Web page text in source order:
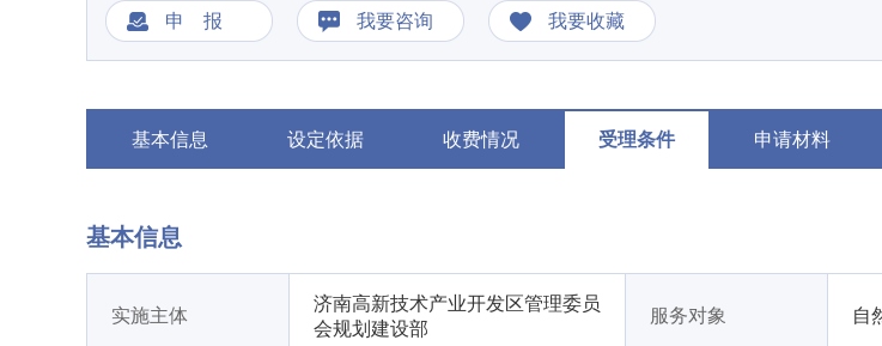
申 报 我要咨询 我要收藏
基本信息 设定依据 收费情况 受理条件 申请材料
基本信息
实施主体
济南高新技术产业开发区管理委员
会规划建设部
服务对象 自